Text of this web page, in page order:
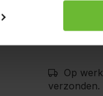
Op
verzonden.